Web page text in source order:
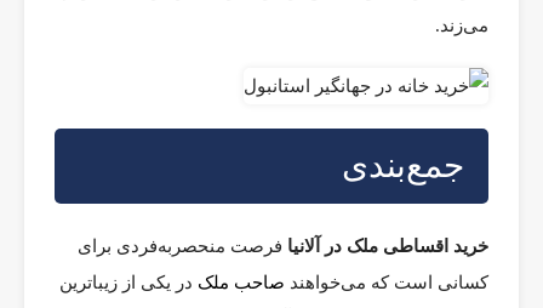
می‌زند.
جمع‌بندی
خرید اقساطی ملک در آلانیا فرصت منحصربه‌فردی برای
کسانی است که می‌خواهند صاحب ملک در یکی از زیباترین